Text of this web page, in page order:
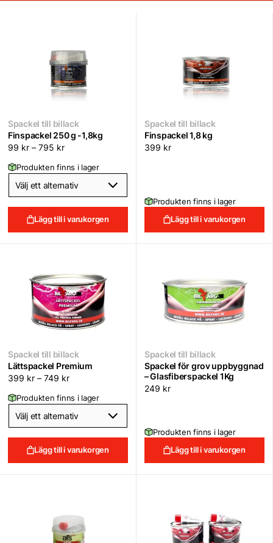
Spackel till billack
Finspackel 250 g -1,8kg
99 kr – 795 kr
Produkten finns i lager
Lägg till i varukorgen
Spackel till billack
Finspackel 1,8 kg
399 kr
Produkten finns i lager
Lägg till i varukorgen
Spackel till billack
Lättspackel Premium
399 kr – 749 kr
Produkten finns i lager
Lägg till i varukorgen
Spackel till billack
Spackel för grov uppbyggnad
– Glasfiberspackel 1Kg
249 kr
Produkten finns i lager
Lägg till i varukorgen